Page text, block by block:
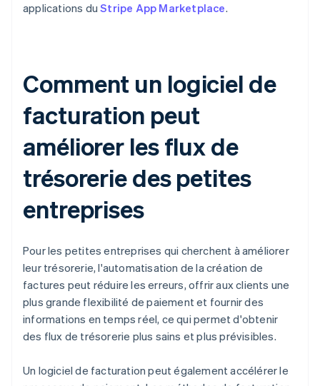
applications duStripe App Marketplace.
Comment un logiciel de
facturation peut
améliorer les flux de
trésorerie des petites
entreprises
Pour les petites entreprises qui cherchent à améliorer
leur trésorerie, l'automatisation de la création de
factures peut réduire les erreurs, offrir aux clients une
plus grande flexibilité de paiement et fournir des
informations en temps réel, ce qui permet d'obtenir
des flux de trésorerie plus sains et plus prévisibles.
Un logiciel de facturation peut également accélérer le